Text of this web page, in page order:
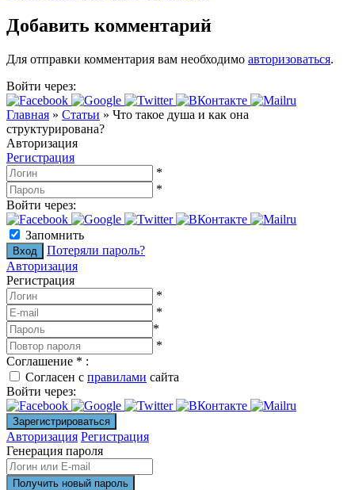
Добавить комментарий
Для отправки комментария вам необходимо авторизоваться.
Войти через:
Главная » Статьи » Что такое душа и как она
структурирована?
Авторизация
Регистрация
*
*
Войти через:
Запомнить
Потеряли пароль?
Авторизация
Регистрация
*
*
*
*
Соглашение * :
Согласен с правилами сайта
Войти через:
Авторизация Регистрация
Генерация пароля